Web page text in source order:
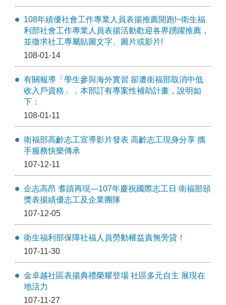
108年績優社會工作專業人員表揚推薦開跑!~衛生福
利部社會工作專業人員表揚活動歡迎各界踴躍推薦，
並徵求社工專屬貼圖文字、圖片或影片!
108-01-14
有關報導「學生參與海外實習 卻遭衛福部取消中低
收入戶資格」，本部訂有專案性補助計畫，說明如
下：
108-01-11
衛福部高齡志工宣導影片發表 高齡志工現身分享 攜
手服務快樂傳承
107-12-11
企志高昂 耆蹟再現—107年慶祝國際志工日 衛福部頒
獎表揚績優志工及企業團隊
107-12-05
衛生福利部保障社福人員勞動權益責無旁貸！
107-11-30
金卓越社區表揚典禮榮耀登場 社區多元自主 展現在
地活力
107-11-27